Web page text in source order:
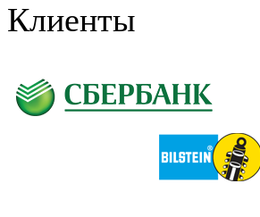
Клиенты